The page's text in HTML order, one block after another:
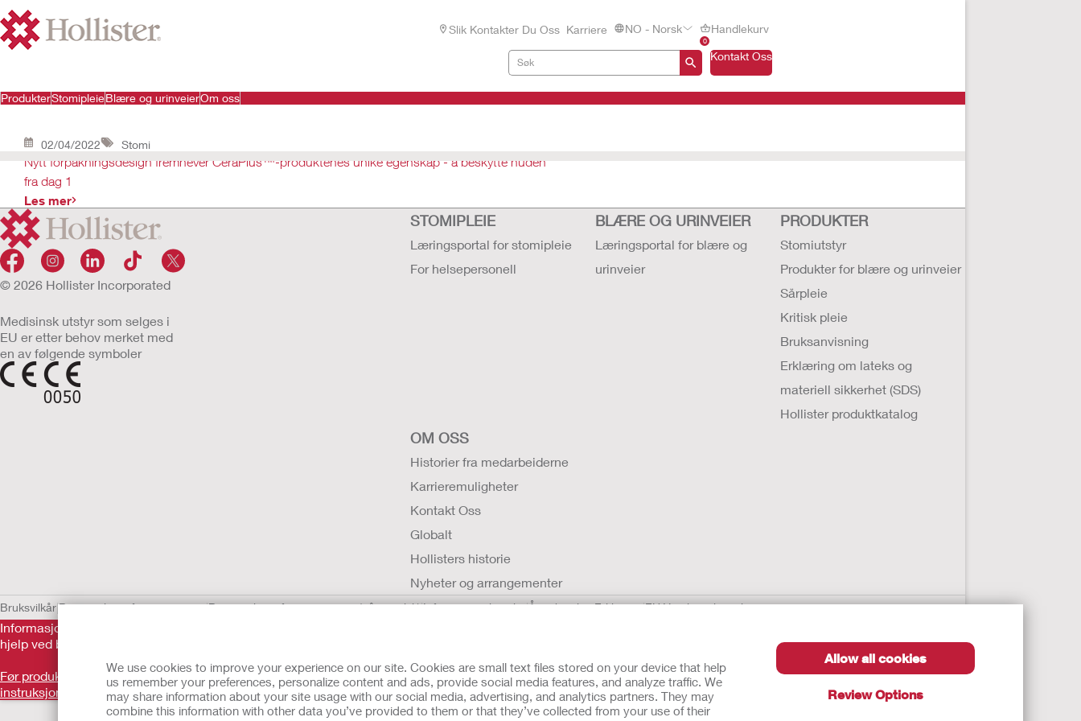
We use cookies to improve your experience on our site. Cookies are small text files stored on your device that help
us remember your preferences, personalize content and ads, provide social media features, and analyze traffic. We
may share information about your site usage with our social media, advertising, and analytics partners. They may
combine this information with other data you’ve provided to them or that they’ve collected from your use of their
Allow all cookies
Review Options
Slik Kontakter Du Oss Karriere NO - Norsk
0
Handlekurv
Kontakt Oss
ProdukterStomipleieBlære og urinveierOm oss
02/04/2022 Stomi
Nytt forpakningsdesign fremhever CeraPlus™-produktenes unike egenskap - å beskytte huden
fra dag 1
Les mer
© 2026 Hollister Incorporated
Medisinsk utstyr som selges i
EU er etter behov merket med
en av følgende symboler
STOMIPLEIE
Læringsportal for stomipleie
For helsepersonell
BLÆRE OG URINVEIER
Læringsportal for blære og
urinveier
PRODUKTER
Stomiutstyr
Produkter for blære og urinveier
Sårpleie
Kritisk pleie
Bruksanvisning
Erklæring om lateks og
materiell sikkerhet (SDS)
Hollister produktkatalog
OM OSS
Historier fra medarbeiderne
Karrieremuligheter
Kontakt Oss
Globalt
Hollisters historie
Nyheter og arrangementer
BruksvilkårRetningslinjer for personvernRetningslinjer for personvern (på engelsk)InformasjonskapslerÅpenhetslov ErklæringEU Varsling til varslere
Informasjonen her er ikke legehjelp, og er ikke ment som erstatning for råd fra lege eller annen leverandør av helsetjenester. Denne informasjonen skal ikke brukes som
hjelp ved behov for akutt legehjelp. Hvis du har behov for akutt legehjelp, må du straks oppsøke behandling personlig.
Før produktet tas i bruk, må du lese gjennom brukerveiledningen og merke deg informasjon som gjelder tiltenkt bruk, kontraindikasjoner, advarsler, forholdsregler og
instruksjoner
Tilbake til toppen